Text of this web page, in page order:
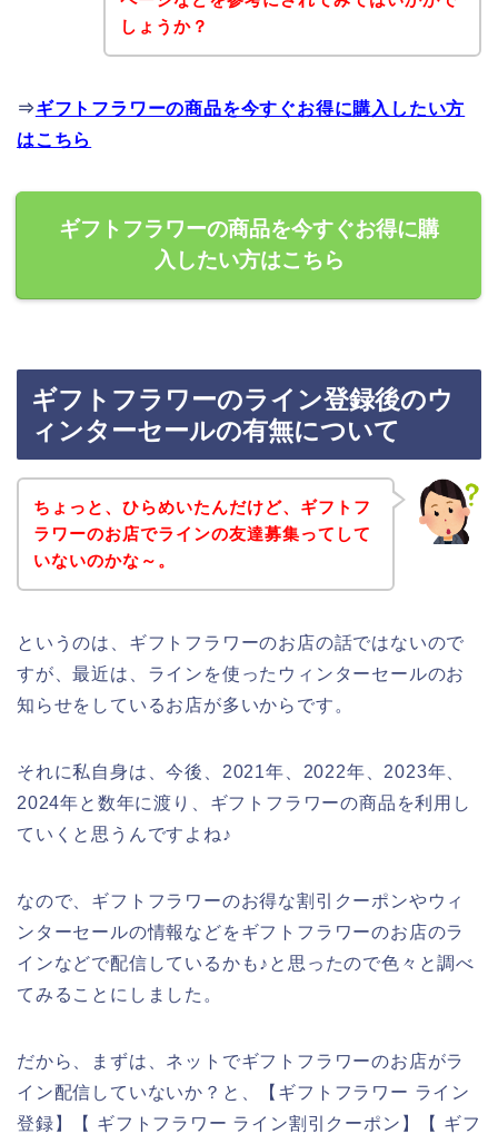
しょうか？
⇒ギフトフラワーの商品を今すぐお得に購入したい方
はこちら
ギフトフラワーの商品を今すぐお得に購
入したい方はこちら
ギフトフラワーのライン登録後のウ
ィンターセールの有無について
ちょっと、ひらめいたんだけど、ギフトフ
ラワーのお店でラインの友達募集ってして
いないのかな～。
というのは、ギフトフラワーのお店の話ではないので
すが、最近は、ラインを使ったウィンターセールのお
知らせをしているお店が多いからです。
それに私自身は、今後、2021年、2022年、2023年、
2024年と数年に渡り、ギフトフラワーの商品を利用し
ていくと思うんですよね♪
なので、ギフトフラワーのお得な割引クーポンやウィ
ンターセールの情報などをギフトフラワーのお店のラ
インなどで配信しているかも♪と思ったので色々と調べ
てみることにしました。
だから、まずは、ネットでギフトフラワーのお店がラ
イン配信していないか？と、【ギフトフラワー ライン
登録】【 ギフトフラワー ライン割引クーポン】【 ギフ